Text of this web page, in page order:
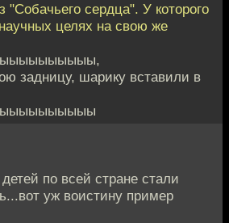
"Собачьего сердца". У которого
целях на свою же
задницу, шарику вставили в
по всей стране стали
уж воистину пример